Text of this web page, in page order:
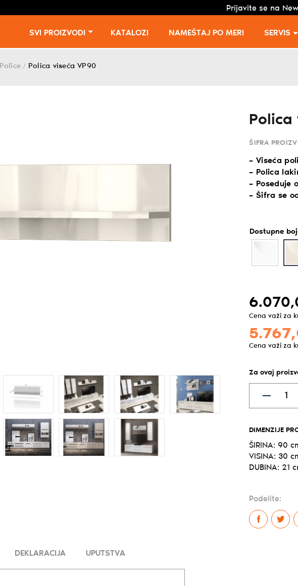
Prijavite se na
SVI PROIZVODI KATALOZI NAMEŠTAJ PO MERI SERVIS
Police / Polica viseća VP90
Polica
ŠIFRA
– Viseća
– Polica
– Poseduje
– Šifra se
Dostupne
6.070,
Cena važi za
5.767,
Cena važi za
Za ovaj
DIMENZIJE
ŠIRINA: 90
VISINA: 30
DUBINA: 21
Podelite:
DEKLARACIJA UPUTSTVA